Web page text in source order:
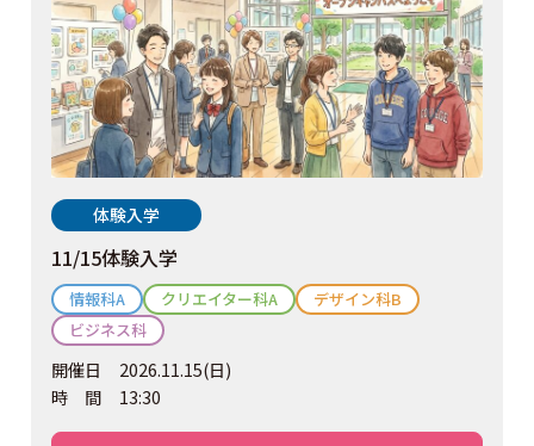
体験入学
11/15体験入学
情報科A クリエイター科A
デザイン科B
ビジネス科
開催日
2026.11.15(日)
時間
13:30